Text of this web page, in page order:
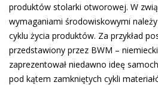
produktów stolarki otworowej. W
wymaganiami środowiskowymi
cyklu życia produktów. Za przykład
przedstawiony przez BWM –
zaprezentował niedawno ideę
pod kątem zamkniętych cykli